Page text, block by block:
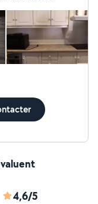
est
4,6/5